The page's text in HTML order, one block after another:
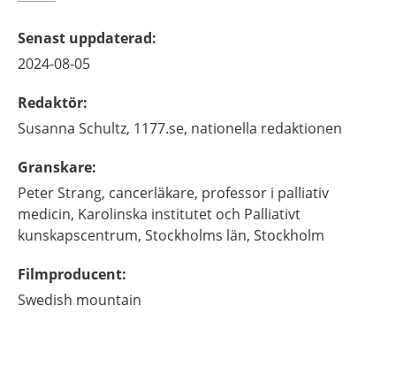
Senast uppdaterad:
2024-08-05
Redaktör:
Susanna Schultz, 1177.se, nationella redaktionen
Granskare:
PeterStrang, cancerläkare, professor i palliativ
medicin, Karolinska institutet och Palliativt
kunskapscentrum, Stockholms län, Stockholm
Filmproducent:
Swedish mountain